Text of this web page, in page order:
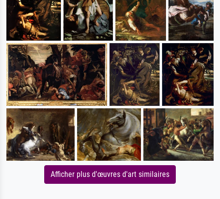
Afficher plus d'œuvres d'art similaires